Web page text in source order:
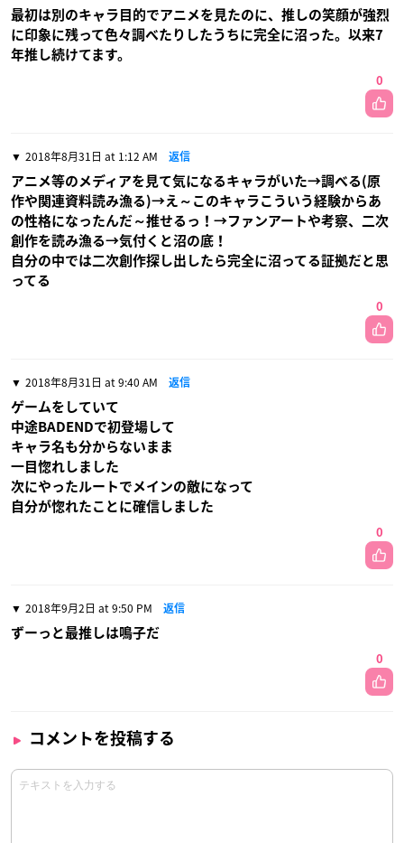
最初は別のキャラ目的でアニメを見たのに、推しの笑顔が強烈
に印象に残って色々調べたりしたうちに完全に沼った。以来7
年推し続けてます。
0
2018年8月31日 at 1:12 AM 返信
アニメ等のメディアを見て気になるキャラがいた→調べる(原
作や関連資料読み漁る)→え～このキャラこういう経験からあ
の性格になったんだ～推せるっ！→ファンアートや考察、二次
創作を読み漁る→気付くと沼の底！
自分の中では二次創作探し出したら完全に沼ってる証拠だと思
ってる
0
2018年8月31日 at 9:40 AM 返信
ゲームをしていて
中途BADENDで初登場して
キャラ名も分からないまま
一目惚れしました
次にやったルートでメインの敵になって
自分が惚れたことに確信しました
0
2018年9月2日 at 9:50 PM 返信
ずーっと最推しは鳴子だ
0
コメントを投稿する